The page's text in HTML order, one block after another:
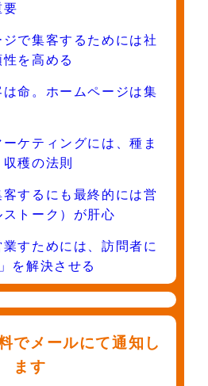
要
で集客するためには社
を高める
命。ホームページは集
ケティングには、種ま
穫の法則
するにも最終的には営
トーク）が肝心
すためには、訪問者に
を解決させる
でメールにて通知し
ます